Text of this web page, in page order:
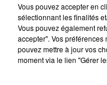
Jeux
Vous pouvez accepter en
sélectionnant les finalités
Vous pouvez également
accepter". Vos
pouvez mettre à jour vos
moment via le lien "Gérer